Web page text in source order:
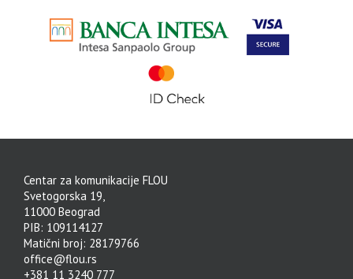
Centar za komunikacije FLOU
Svetogorska 19,
11000 Beograd
PIB: 109114127
Matični broj: 28179766
office@flou.rs
+381 11 3240 777